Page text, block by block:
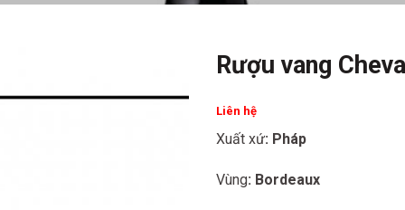
Rượu vang
Liên hệ
Xuất xứ: Pháp
Vùng: Bordeaux